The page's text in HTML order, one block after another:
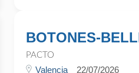
BOTONES-
PACTO
Valencia 22/07/2026